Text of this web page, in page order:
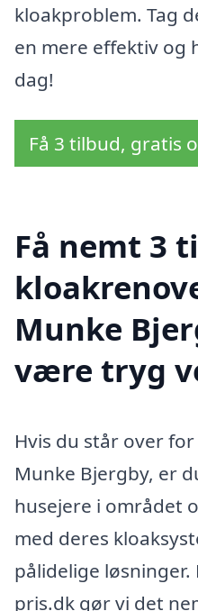
kloakproblem. Tag
en mere effektiv og
dag!
Få 3 tilbud, gratis
Få nemt 3
Munke
være tryg
Hvis du står over
Munke Bjergby, er
husejere i området
med deres
pålidelige
pris.dk gør vi det